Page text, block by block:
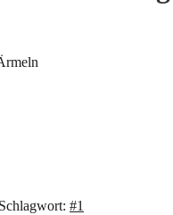
Schlagwort: #1